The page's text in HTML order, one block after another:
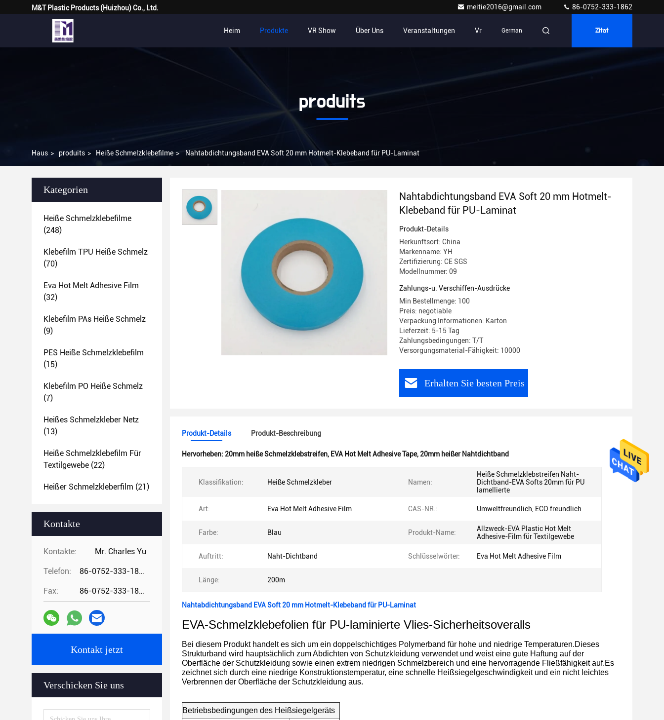
M&T Plastic Products (Huizhou) Co., Ltd. meitie2016@gmail.com 86-0752-333-1862
Heim Produkte VR Show Über Uns Veranstaltungen Vr German Zitat
produits
Haus > produits > Heiße Schmelzklebefilme > Nahtabdichtungsband EVA Soft 20 mm Hotmelt-Klebeband für PU-Laminat
Kategorien
Heiße Schmelzklebefilme
(248)
Klebefilm TPU Heiße Schmelz
(70)
Eva Hot Melt Adhesive Film
(32)
Klebefilm PAs Heiße Schmelz
(9)
PES Heiße Schmelzklebefilm
(15)
Klebefilm PO Heiße Schmelz
(7)
Heißes Schmelzkleber Netz
(13)
Heiße Schmelzklebefilm Für
Textilgewebe (22)
Heißer Schmelzkleberfilm (21)
Kontakte
Kontakte: Mr. Charles Yu
Telefon: 86-0752-333-1862
Fax: 86-0752-333-1862
Kontakt jetzt
Verschicken Sie uns
Nahtabdichtungsband EVA Soft 20 mm Hotmelt-
Klebeband für PU-Laminat
Produkt-Details
Herkunftsort: China
Markenname: YH
Zertifizierung: CE SGS
Modellnummer: 09
Zahlungs-u. Verschiffen-Ausdrücke
Min Bestellmenge: 100
Preis: negotiable
Verpackung Informationen: Karton
Lieferzeit: 5-15 Tag
Zahlungsbedingungen: T/T
Versorgungsmaterial-Fähigkeit: 10000
Erhalten Sie besten Preis
Produkt-Details Produkt-Beschreibung
Hervorheben: 20mm heiße Schmelzklebstreifen, EVA Hot Melt Adhesive Tape, 20mm heißer Nahtdichtband
Klassifikation: Heiße Schmelzkleber Namen:
Heiße Schmelzklebstreifen Naht-
Dichtband-EVA Softs 20mm für PU
lamellierte
Art: Eva Hot Melt Adhesive Film CAS-NR.: Umweltfreundlich, ECO freundlich
Farbe: Blau Produkt-Name:
Allzweck-EVA Plastic Hot Melt
Adhesive-Film für Textilgewebe
Auftritt: Naht-Dichtband Schlüsselwörter: Eva Hot Melt Adhesive Film
Länge: 200m
Nahtabdichtungsband EVA Soft 20 mm Hotmelt-Klebeband für PU-Laminat
EVA-Schmelzklebefolien für PU-laminierte Vlies-Sicherheitsoveralls
Bei diesem Produkt handelt es sich um ein doppelschichtiges Polymerband für hohe und niedrige Temperaturen.Dieses
Strukturband wird hauptsächlich zum Abdichten von Schutzkleidung verwendet und weist eine gute Haftung auf der
Oberfläche der Schutzkleidung sowie einen extrem niedrigen Schmelzbereich und eine hervorragende Fließfähigkeit auf.Es
zeichnet sich durch eine niedrige Konstruktionstemperatur, eine schnelle Heißsiegelgeschwindigkeit und ein nicht leichtes
Verbrennen der Oberfläche der Schutzkleidung aus.
Betriebsbedingungen des Heißsiegelgeräts